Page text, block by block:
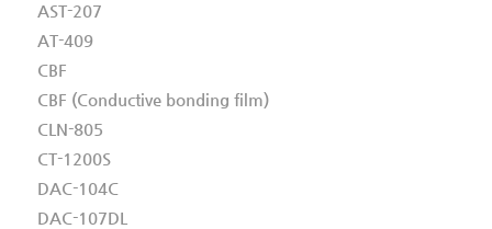
AST-207
AT-409
CBF
CBF (Conductive bonding film)
CLN-805
CT-1200S
DAC-104C
DAC-107DL